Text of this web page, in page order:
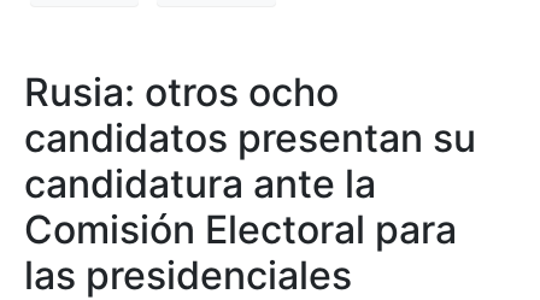
Rusia: otros ocho
candidatos presentan su
candidatura ante la
Comisión Electoral para
las presidenciales